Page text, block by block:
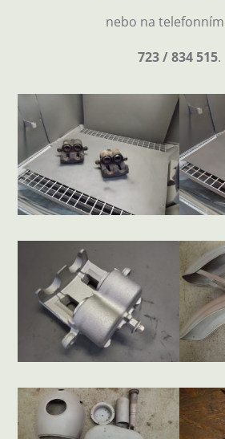
nebo na
723 / 834 515.